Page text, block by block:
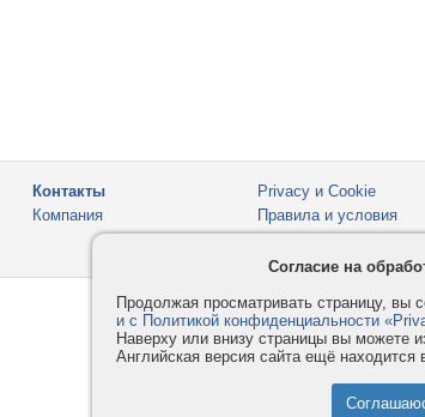
Контакты
Компания
Privacy и Cookie
Правила и условия
Согласие на
Продолжая просматривать страницу, вы
и с Политикой конфиденциальности
Наверху или внизу страницы вы можете
Английская версия сайта ещё находится